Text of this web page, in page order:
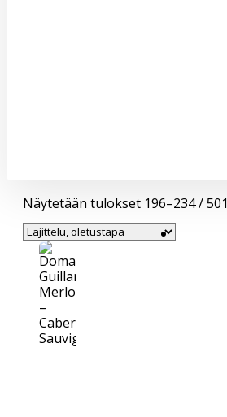
Näytetään tulokset 196–234 / 501